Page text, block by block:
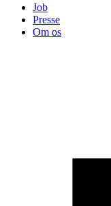
Job
Presse
Om os